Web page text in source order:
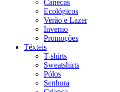
Canecas
Ecológicos
Verão e Lazer
Inverno
Promoções
Têxteis
T-shirts
Sweatshirts
Pólos
Senhora